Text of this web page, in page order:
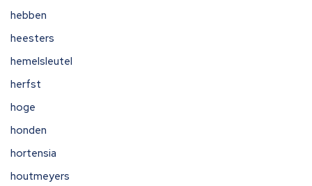
hebben
heesters
hemelsleutel
herfst
hoge
honden
hortensia
houtmeyers